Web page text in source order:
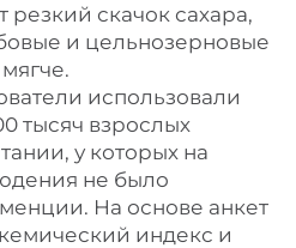
резкий скачок сахара,
и цельнозерновые
использовали
тысяч взрослых
у которых на
не было
На основе анкет
индекс и